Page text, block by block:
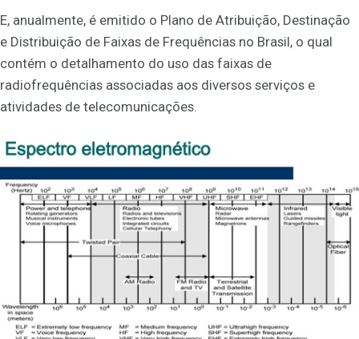
E, anualmente, é emitido o Plano de Atribuição, Destinação
e Distribuição de Faixas de Frequências no Brasil, o qual
contém o detalhamento do uso das faixas de
radiofrequências associadas aos diversos serviços e
atividades de telecomunicações.